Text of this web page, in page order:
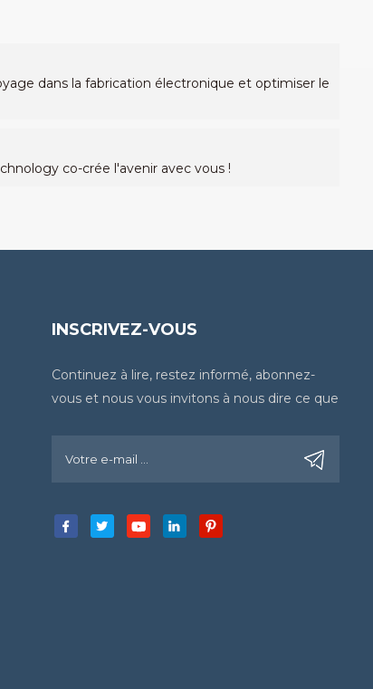
dans la fabrication électronique et optimiser le
co-crée l'avenir avec vous !
INSCRIVEZ-VOUS
Continuez à lire, restez informé, abonnez-
vous et nous vous invitons à nous dire ce que